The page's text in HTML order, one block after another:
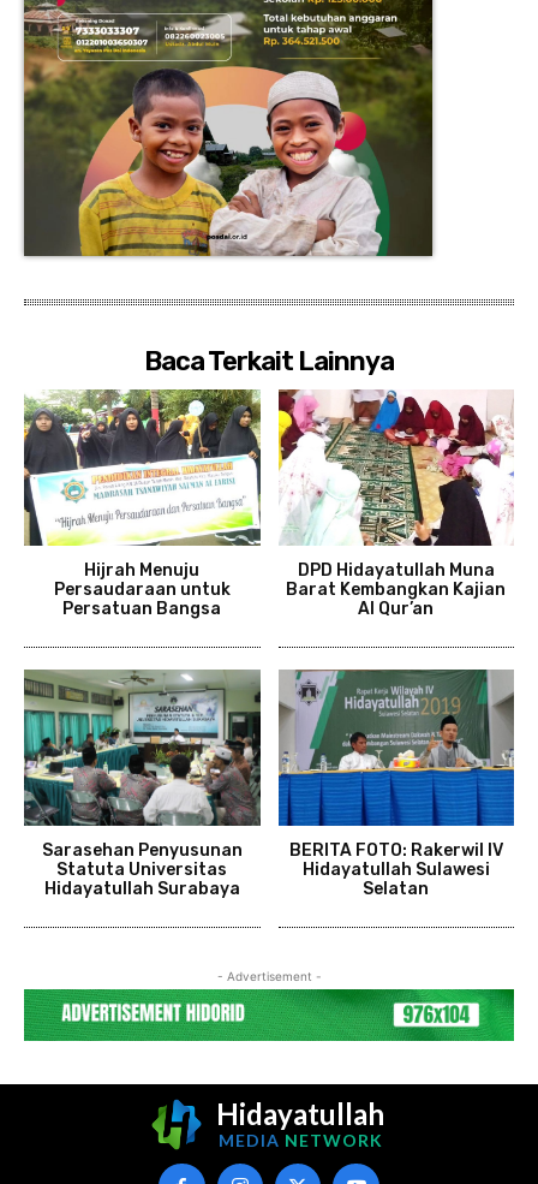
Baca Terkait Lainnya
Hijrah Menuju
Persaudaraan untuk
Persatuan Bangsa
DPD Hidayatullah Muna
Barat Kembangkan Kajian
Al Qur’an
Sarasehan Penyusunan
Statuta Universitas
Hidayatullah Surabaya
BERITA FOTO: Rakerwil IV
Hidayatullah Sulawesi
Selatan
- Advertisement -
Hidayatullah
MEDIA NETWORK